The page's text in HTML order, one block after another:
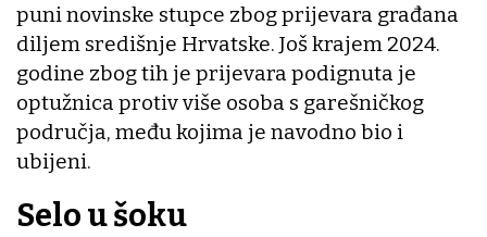
puni novinske stupce zbog prijevara građana
diljem središnje Hrvatske. Još krajem 2024.
godine zbog tih je prijevara podignuta je
optužnica protiv više osoba s garešničkog
područja, među kojima je navodno bio i
ubijeni.
Selo u šoku